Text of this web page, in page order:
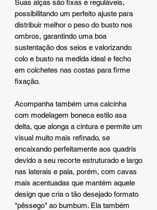
Suas alças são fixas e reguláveis,
possibilitando um perfeito ajuste para
distribuir melhor o peso do busto nos
ombros, garantindo uma boa
sustentação dos seios e valorizando
colo e busto na medida ideal e fecho
em colchetes nas costas para firme
fixação.
Acompanha também uma calcinha
com modelagem boneca estilo asa
delta, que alonga a cintura e permite um
visual muito mais refinado, se
encaixando perfeitamente aos quadris
devido a seu recorte estruturado e largo
nas laterais e pala, porém, com cavas
mais acentuadas que mantém aquele
design que cria o tão desejado formato
"pêssego" ao bumbum. Ela também